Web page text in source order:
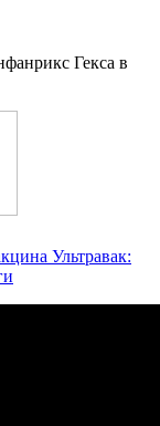
Гекса в
Ультравак: